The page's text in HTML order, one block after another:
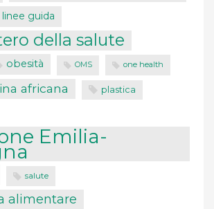
linee guida
della salute
obesità OMS one health
africana plastica
Emilia-
salute
alimentare